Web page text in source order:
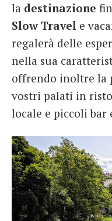
la destinazione
Slow Travel e
regalerà delle
nella sua
offrendo inoltre la
vostri palati in
locale e piccoli bar